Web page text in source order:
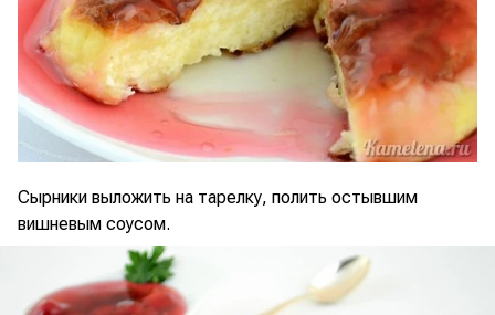
Сырники выложить на тарелку, полить остывшим
вишневым соусом.